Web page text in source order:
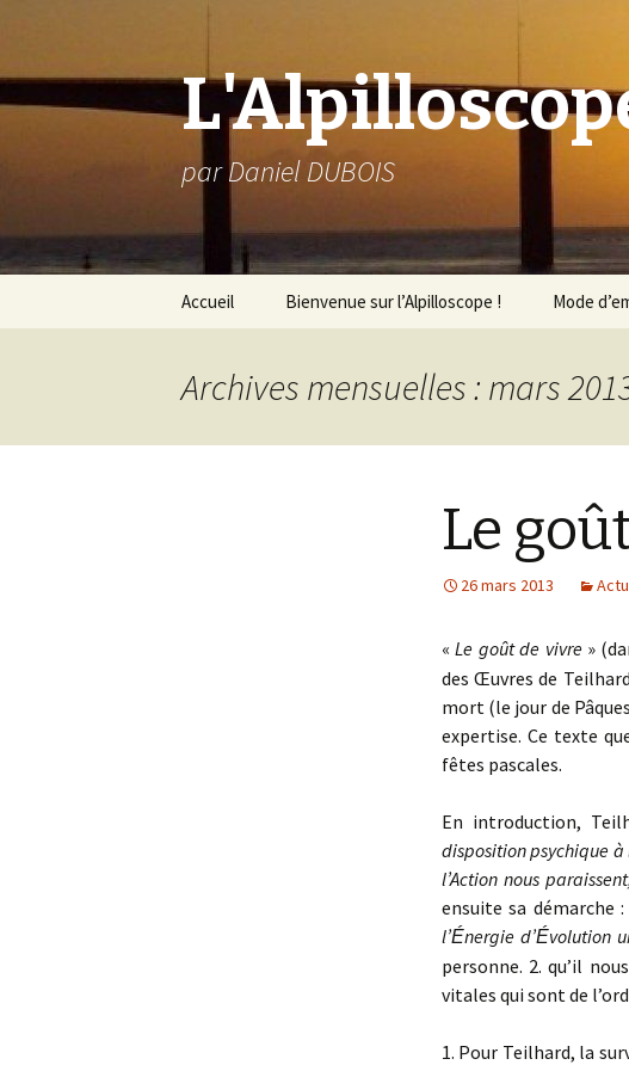
par Daniel DUBOIS
Aller
Accueil Bienvenue sur l’Alpilloscope ! Mode
Archives mensuelles : mars
Le
26 mars 2013
«Le goût de vivre »
des Œuvres de
mort (le jour de
expertise. Ce texte
fêtes pascales.
En introduction,
disposition psychique
l’Action nous
ensuite sa démarche
l’Énergie d’Évolution
personne. 2. qu’il
vitales qui sont de
1. Pour Teilhard, la